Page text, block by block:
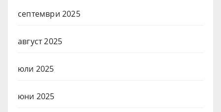
септември 2025
август 2025
юли 2025
юни 2025